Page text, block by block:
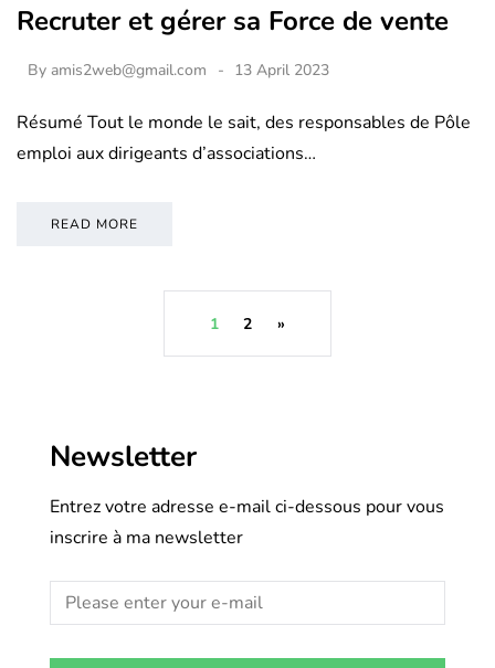
Recruter et gérer sa Force de vente
By amis2web@gmail.com 13 April 2023
Résumé Tout le monde le sait, des responsables de Pôle
emploi aux dirigeants d’associations…
READ MORE
1 2 »
Newsletter
Entrez votre adresse e-mail ci-dessous pour vous
inscrire à ma newsletter